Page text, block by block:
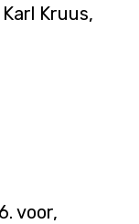
Kruus,
voor,